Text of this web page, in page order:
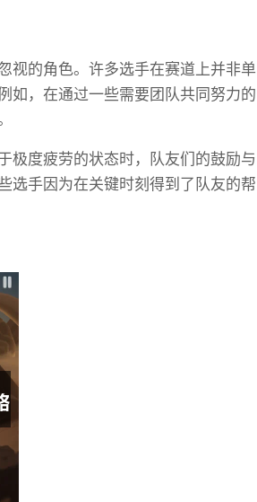
视的角色。许多选手在赛道上并非单
如，在通过一些需要团队共同努力的
极度疲劳的状态时，队友们的鼓励与
选手因为在关键时刻得到了队友的帮